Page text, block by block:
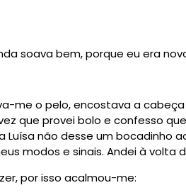
soava bem, porque eu era
me o pelo, encostava a
que provei bolo e confesso
não desse um bocadinho
modos e sinais. Andei à volta
por isso acalmou-me: